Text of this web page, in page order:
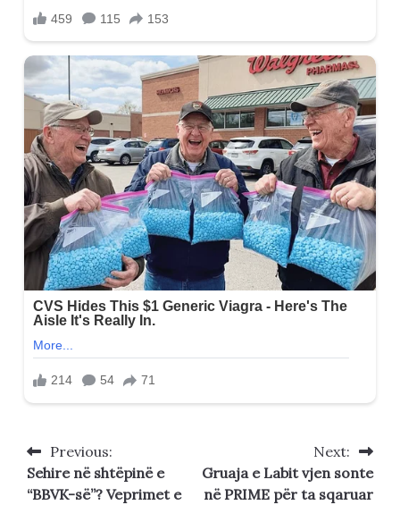
Post
navigation
Previous:
Sehire në shtëpinë e
“BBVK-së”? Veprimet e
Next:
Gruaja e Labit vjen sonte
në PRIME për ta sqaruar